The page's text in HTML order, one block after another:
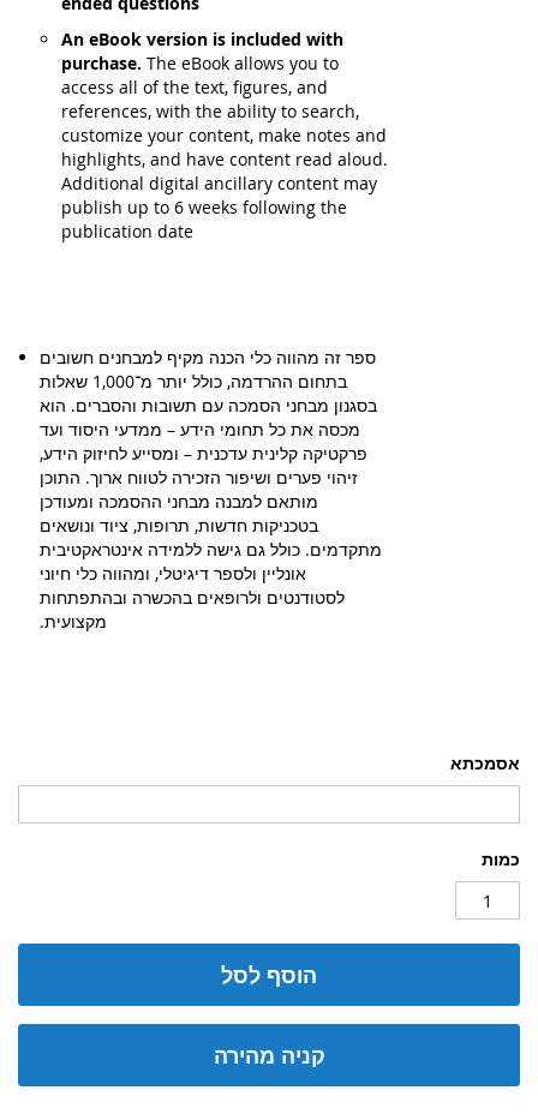
אסמכתא
כמות
הוסף לסל
קניה מהירה
An eBook version is included with
purchase. The eBook allows you to
access all of the text, figures, and
references, with the ability to search,
customize your content, make notes and
highlights, and have content read aloud.
Additional digital ancillary content may
publish up to 6 weeks following the
publication date
ספר זה מהווה כלי הכנה מקיף למבחנים חשובים
בתחום ההרדמה, כולל יותר מ־1,000 שאלות
בסגנון מבחני הסמכה עם תשובות והסברים. הוא
מכסה את כל תחומי הידע – ממדעי היסוד ועד
פרקטיקה קלינית עדכנית – ומסייע לחיזוק הידע,
זיהוי פערים ושיפור הזכירה לטווח ארוך. התוכן
מותאם למבנה מבחני ההסמכה ומעודכן
בטכניקות חדשות, תרופות, ציוד ונושאים
מתקדמים. כולל גם גישה ללמידה אינטראקטיבית
אונליין ולספר דיגיטלי, ומהווה כלי חיוני
לסטודנטים ולרופאים בהכשרה ובהתפתחות
מקצועית.